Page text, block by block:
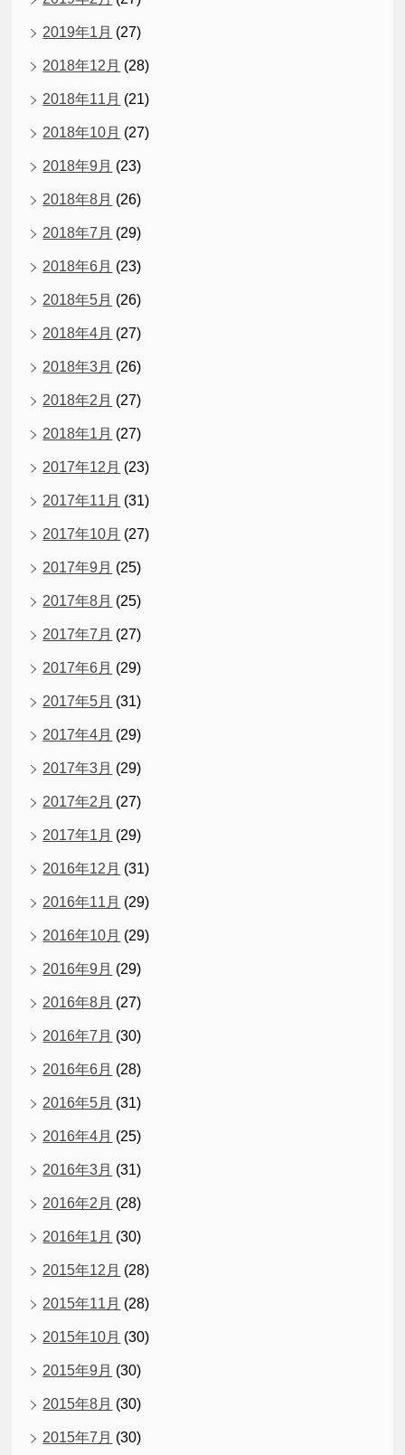
2019年1月 (27)
2018年12月 (28)
2018年11月 (21)
2018年10月 (27)
2018年9月 (23)
2018年8月 (26)
2018年7月 (29)
2018年6月 (23)
2018年5月 (26)
2018年4月 (27)
2018年3月 (26)
2018年2月 (27)
2018年1月 (27)
2017年12月 (23)
2017年11月 (31)
2017年10月 (27)
2017年9月 (25)
2017年8月 (25)
2017年7月 (27)
2017年6月 (29)
2017年5月 (31)
2017年4月 (29)
2017年3月 (29)
2017年2月 (27)
2017年1月 (29)
2016年12月 (31)
2016年11月 (29)
2016年10月 (29)
2016年9月 (29)
2016年8月 (27)
2016年7月 (30)
2016年6月 (28)
2016年5月 (31)
2016年4月 (25)
2016年3月 (31)
2016年2月 (28)
2016年1月 (30)
2015年12月 (28)
2015年11月 (28)
2015年10月 (30)
2015年9月 (30)
2015年8月 (30)
2015年7月 (30)